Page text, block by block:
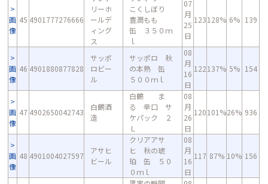
画
像
45 4901777276666
リーホ
ールデ
ィング
ス
こくしぼり
豊潤もも
缶 ３５０ｍ
ｌ
07
月
25
日
123128% 6% 139
画
像
46 4901880877828
サッポ
ロビー
ル
サッポロ 秋
の本熟 缶
５００ｍｌ
08
月
16
日
122137% 5% 154
画
像
47 4902650042743
白鶴酒
造
白鶴 ま
る 辛口 サ
ケパック ２
Ｌ
08
月
26
日
120101%26% 936
画
像
48 4901004027597
アサヒ
ビール
クリアアサ
ヒ 秋の琥
珀 缶 ５０
０ｍｌ
08
月
16
日
117 87% 10% 156